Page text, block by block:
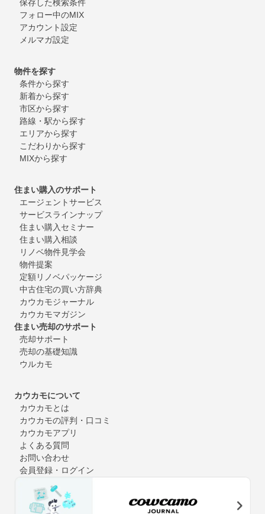
保存した検索条件
フォロー中のMIX
アカウント設定
メルマガ設定
物件を探す
条件から探す
新着から探す
市区から探す
路線・駅から探す
エリアから探す
こだわりから探す
MIXから探す
住まい購入のサポート
エージェントサービス
サービスラインナップ
住まい購入セミナー
住まい購入相談
リノベ物件見学会
物件提案
定額リノベパッケージ
中古住宅の買い方辞典
カウカモジャーナル
カウカモマガジン
住まい売却のサポート
売却サポート
売却の基礎知識
ウルカモ
カウカモについて
カウカモとは
カウカモの評判・口コミ
カウカモアプリ
よくある質問
お問い合わせ
会員登録・ログイン